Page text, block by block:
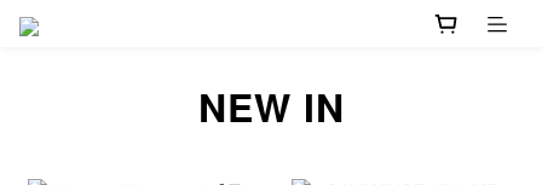
prev
NEW IN